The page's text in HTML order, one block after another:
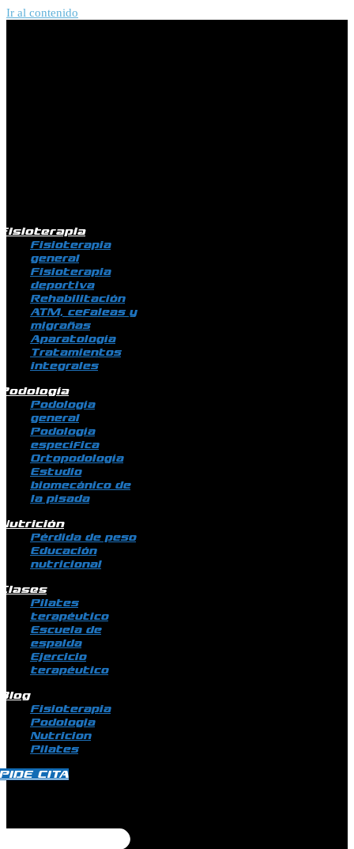
Ir al contenido
Fisioterapia
general
Fisioterapia
deportiva
Rehabilitación
ATM, cefaleas y
migrañas
Aparatología
Tratamientos
integrales
Podología
general
Podología
específica
Ortopodología
Estudio
biomecánico de
la pisada
Pérdida de peso
Educación
nutricional
Pilates
terapéutico
Escuela de
espalda
Ejercicio
terapéutico
Fisioterapia
Podologia
Nutricion
Pilates
CITA